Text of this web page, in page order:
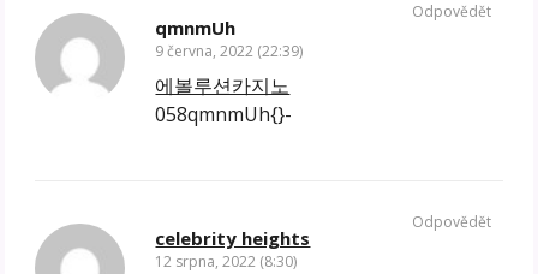
qmnmUh
9 června, 2022 (22:39)
에볼루션카지노
058qmnmUh{}-
Odpovědět
celebrity heights
12 srpna, 2022 (8:30)
Odpovědět